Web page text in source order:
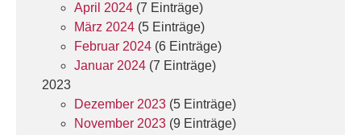
April 2024 (7 Einträge)
März 2024 (5 Einträge)
Februar 2024 (6 Einträge)
Januar 2024 (7 Einträge)
2023
Dezember 2023 (5 Einträge)
November 2023 (9 Einträge)